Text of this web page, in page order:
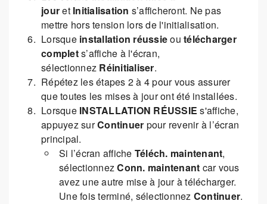
jouret Initialisation s’afficheront. Ne pas
mettre hors tension lors de l'initialisation.
Lorsque installation réussieou télécharger
complets’affiche à l'écran,
sélectionnez Réinitialiser.
Répétez les étapes 2 à 4 pour vous assurer
que toutes les mises à jour ont été installées.
Lorsque INSTALLATION RÉUSSIE s'affiche,
appuyez surContinuer pour revenir à l’écran
principal.
Si l’écran affiche Téléch. maintenant,
sélectionnezConn. maintenant car vous
avez une autre mise à jour à télécharger.
Une fois terminé, sélectionnez Continuer.